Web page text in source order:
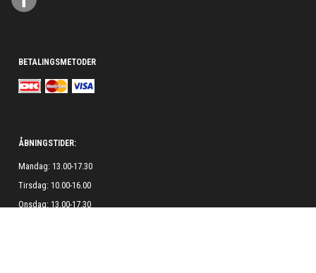
BETALINGSMETODER
ÅBNINGSTIDER:
Mandag: 13.00-17.30
Tirsdag: 10.00-16.00
Onsdag: 13.00-17.30